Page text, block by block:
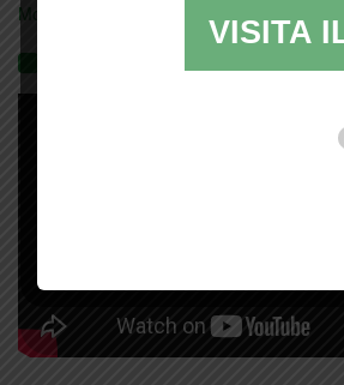
Mostra tutte le locandine
Videogallery
VISITA